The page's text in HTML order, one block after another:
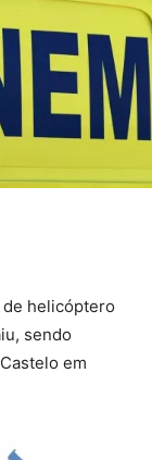
helicóptero
sendo
em